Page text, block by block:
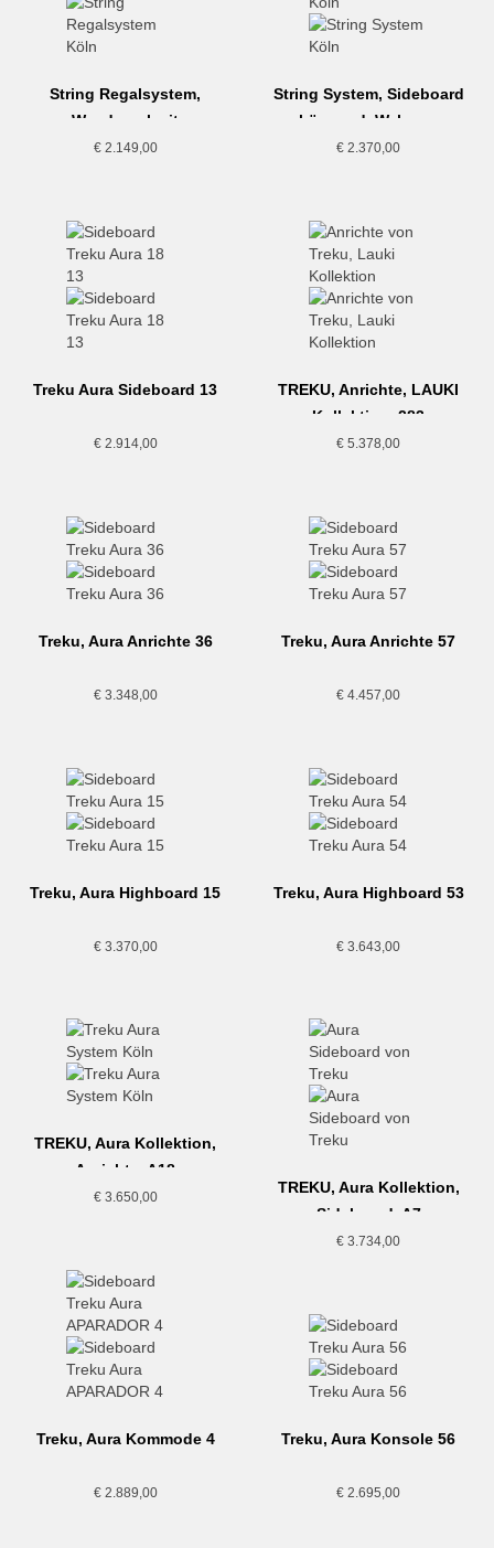
String Regalsystem,
Wandregal mit
Aufbewahrung, Walnuss
€2.149,00
String System, Sideboard
hängend, Walnuss
€ 2.370,00
Treku Aura Sideboard 13
€2.914,00
TREKU, Anrichte, LAUKI
Kollektion, 283
€ 5.378,00
Treku, Aura Anrichte 36
€3.348,00
Treku, Aura Anrichte 57
€ 4.457,00
Treku, Aura Highboard 15
€3.370,00
Treku, Aura Highboard 53
€ 3.643,00
TREKU, Aura Kollektion,
Anrichte, A18
€3.650,00
TREKU, Aura Kollektion,
Sideboard, A7
€ 3.734,00
Treku, Aura Kommode 4
€2.889,00
Treku, Aura Konsole 56
€ 2.695,00